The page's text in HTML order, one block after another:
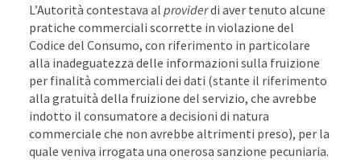
L’Autorità contestava al providerdi aver tenuto alcune
pratiche commerciali scorrette in violazione del
Codice del Consumo, con riferimento in particolare
alla inadeguatezza delle informazioni sulla fruizione
per finalità commerciali dei dati (stante il riferimento
alla gratuità della fruizione del servizio, che avrebbe
indotto il consumatore a decisioni di natura
commerciale che non avrebbe altrimenti preso), per la
quale veniva irrogata una onerosa sanzione pecuniaria.